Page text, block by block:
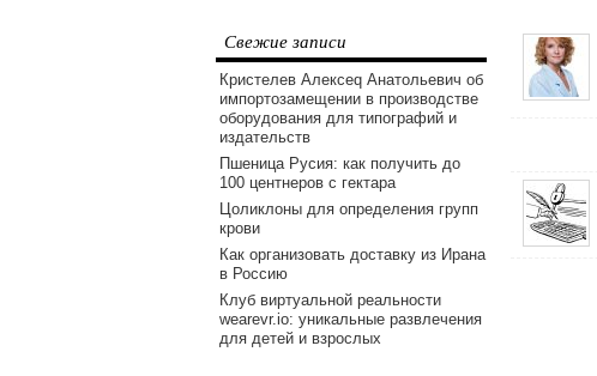
Свежие записи
Кристелев Алексеq Анатольевич об
импортозамещении в производстве
оборудования для типографий и
издательств
Пшеница Русия: как получить до
100 центнеров с гектара
Цоликлоны для определения групп
крови
Как организовать доставку из Ирана
в Россию
Клуб виртуальной реальности
wearevr.io: уникальные развлечения
для детей и взрослых